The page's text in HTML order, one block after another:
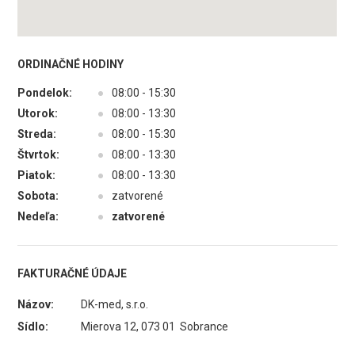
ORDINAČNÉ HODINY
Pondelok: ●
08:00 - 15:30
Utorok:
●
08:00 - 13:30
Streda:
●
08:00 - 15:30
Štvrtok:
●
08:00 - 13:30
Piatok:
●
08:00 - 13:30
Sobota:
●
zatvorené
Nedeľa:
● zatvorené
FAKTURAČNÉ ÚDAJE
Názov:
DK-med, s.r.o.
Sídlo:
Mierova 12, 073 01 Sobrance